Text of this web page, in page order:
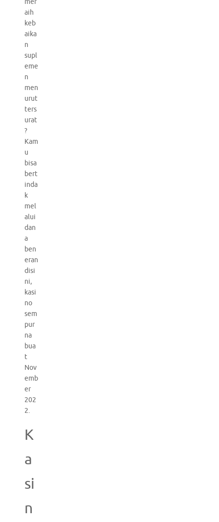
aih
keb
aika
n
supl
eme
n
men
urut
ters
urat
?
Kam
u
bisa
bert
inda
k
mel
alui
dan
a
ben
eran
disi
ni,
kasi
no
sem
pur
na
bua
t
Nov
emb
er
202
2.
K
a
si
n